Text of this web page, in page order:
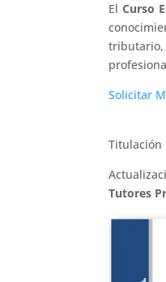
ElCurso
Solicitar
Titulación
Tutores